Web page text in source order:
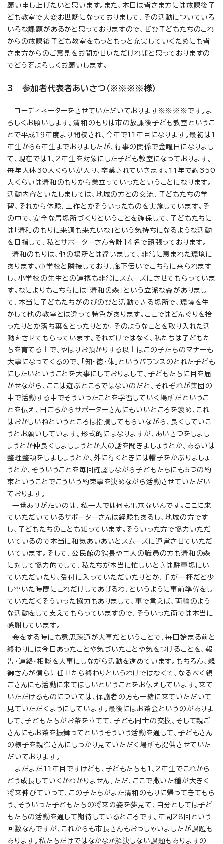
願い申し上げたいと思います。また、本日は皆さま方には放課後子
ども教室で大変お世話になっておりまして、その活動についていろ
いろな課題があるかと思っておりますので、ぜひ子どもたちのこれ
からの放課後子ども教室をもっともっと充実していくためにも皆
さま方からのご意見をお聞かせいただければと思っておりますの
でどうぞよろしくお願いします。
3 参加者代表者あいさつ（※※※※様）
コーディネーターをさせていただいております※※※※です。よ
ろしくお願いします。清和のもりは市の放課後子ども教室というこ
とで平成19年度より開校され、今年で11年目になります。最初は1
年生から6年生までおりましたが、行事の関係で金曜日になりまし
て、現在では1、2年生を対象にした子ども教室になっております。
毎年大体30人くらいが入り、卒業されていきます。11年で約350
人くらいは清和のもりから巣立っていったということになります。
活動内容といたしましては、地域の方との交流、子どもたちの学
習、それから体験、工作とかそういったものを実施しています。そ
の中で、安全な居場所づくりということを確保して、子どもたちに
は「清和のもりに来週も来たいな」という気持ちになるような活動
を目指して、私とサポーターさん合計14名で頑張っております。
清和のもりは、他の場所とは違いまして、非常に恵まれた環境に
あります。小学校と隣接しており、廊下伝いでこちらに来られます
し、小学校の先生との連携も非常にスムーズにさせてもらっていま
す。なによりもこちらには「清和の森」という立派な森がありまし
て、本当に子どもたちがのびのびと活動できる場所で、環境を生
かして他の教室とは違って特色があります。ここではどんぐりを拾
ったりとか落ち葉をとったりとか、そのようなことを取り入れた活
動をさせてもらっています。それだけではなく、私たちは子どもた
ちを育てる上で、やはりお預かりする以上はこの子たちのマナーも
大事になってくるので、「知・徳・体」というバランスのとれた子ども
にしたいということを大事にしておりまして、子どもたちに目を届
かせながら、ここは遊ぶところではないのだと、それぞれが集団の
中で活動する中でそういったことを学習していく場所だというこ
とを伝え、日ごろからサポーターさんにもいいところを褒め、これ
はおかしいねというところは指摘してもらいながら、良くしていこ
うとお願いしています。形式的にはなりますが、あいさつをしまし
ょうとか仲良くしましょうとか人の話を聞きましょうとか、あるいは
整理整頓をしましょうとか、外に行くときには帽子をかぶりましょ
うとか、そういうことを毎回確認しながら子どもたちにも5つの約
束ということでこういう約束事を決めながら活動させていただい
ております。
一番ありがたいのは、私一人では何も出来ないんです。ここに来
ていただいているサポーターさんは経験もあるし、地域の方です
し、子どもたちのことも知っています。そういった方で協力いただ
いているので本当に和気あいあいとスムーズに運営させていただ
いています。そして、公民館の館長や二人の職員の方も清和の森
に対して協力的でして、私たちが本当に忙しいときは駐車場にい
ていただいたり、受付に入っていただいたりとか、手が一杯だと少
し空いた時間にこれだけしてあげるわ、というように事前準備をし
ていただくそういった協力もありまして、車で言えば、両輪のよう
な活動をして支えてもらっていますので、そういった面では本当に
感謝しています。
会をする時にも意思疎通が大事だということで、毎回始まる前と
終わりには今日あったことや気づいたことや気をつけることを、報
告・連絡・相談を大事にしながら活動を進めています。もちろん、親
御さんが僕らに任せたら終わりというわけではなくて、なるべく親
ごさんにも活動に来てほしいということをお伝えしています。来て
いただけるものについては、保護者の方も一緒に来ていただいて
見ていただくようにしています。最後にはお茶会というのがありま
して、子どもたちがお茶を立てて、子ども同士の交換、そして親ご
さんにもお茶を振舞ってというそういう活動を通して、子どもさん
の様子を親御さんにしっかり見ていただく場所も提供させていた
だいております。
まだまだ11年目ですけども、子どもたちも1、2年生でこれから
どう成長していくかわかりません。ただ、ここで撒いた種が大きく
将来伸びていって、この子たちがまた清和のもりに帰ってきてもら
う、そういった子どもたちの将来の姿を夢見て、自分としては子ど
もたちの活動を通して期待しているところです。年間28回という
回数なんですが、これからも市長さんもおっしゃいましたが課題も
あります。私たちだけではなかなか解決しない課題もありますの